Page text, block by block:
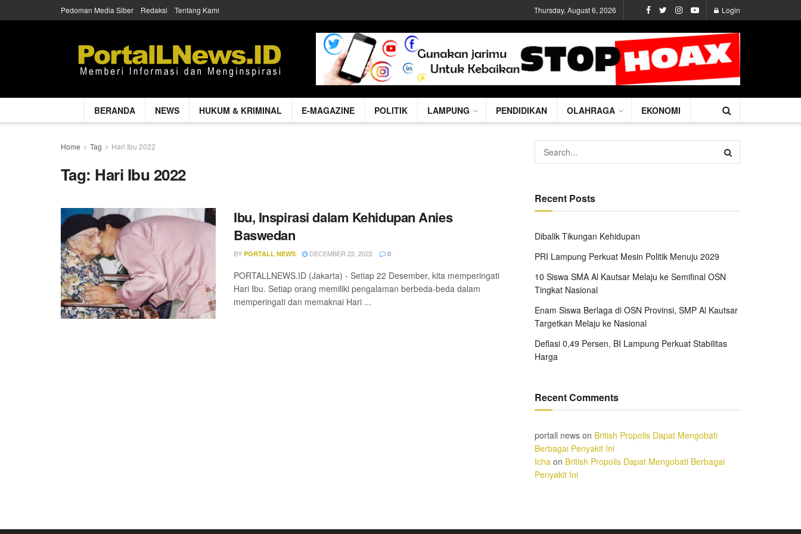
Pedoman Media Siber Redaksi Tentang Kami Thursday, August 6, 2026 Login
BERANDA NEWS HUKUM & KRIMINAL E-MAGAZINE POLITIK LAMPUNG PENDIDIKAN OLAHRAGA EKONOMI
Home Tag Hari Ibu 2022
Tag: Hari Ibu 2022
Ibu, Inspirasi dalam Kehidupan Anies
Baswedan
BY PORTALL NEWS DECEMBER 22, 2022 0
PORTALLNEWS.ID (Jakarta) - Setiap 22 Desember, kita memperingati
Hari Ibu. Setiap orang memiliki pengalaman berbeda-beda dalam
memperingati dan memaknai Hari ...
Recent Posts
Dibalik Tikungan Kehidupan
PRI Lampung Perkuat Mesin Politik Menuju 2029
10 Siswa SMA Al Kautsar Melaju ke Semifinal OSN
Tingkat Nasional
Enam Siswa Berlaga di OSN Provinsi, SMP Al Kautsar
Targetkan Melaju ke Nasional
Deflasi 0,49 Persen, BI Lampung Perkuat Stabilitas
Harga
Recent Comments
portall news on British Propolis Dapat Mengobati
Berbagai Penyakit Ini
Icha on British Propolis Dapat Mengobati Berbagai
Penyakit Ini